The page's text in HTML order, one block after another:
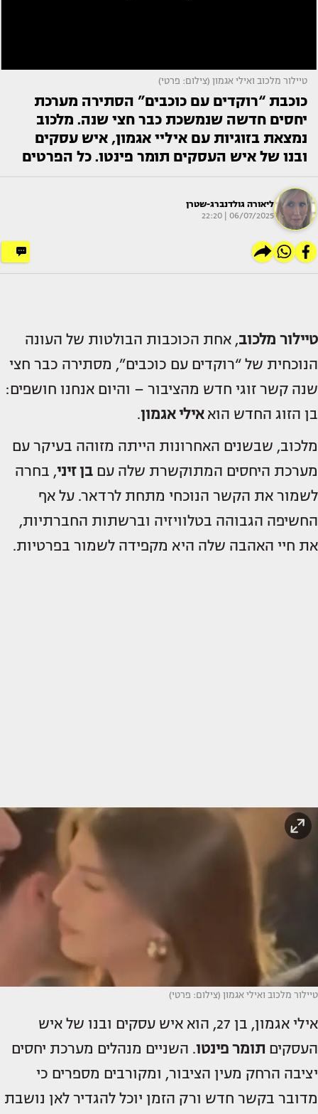
טיילור מלכוב ואילי אגמון (צילום: פרטי)
כוכבת “רוקדים עם כוכבים” הסתירה מערכת
יחסים חדשה שנמשכת כבר חצי שנה. מלכוב
נמצאת בזוגיות עם איליי אגמון, איש עסקים
ובנו של איש העסקים תומר פינטו. כל הפרטים
ליאורה גולדנברג-שטרן
06/07/2025 | 22:20
טיילור מלכוב, אחת הכוכבות הבולטות של העונה
הנוכחית של “רוקדים עם כוכבים”, מסתירה כבר חצי
שנה קשר זוגי חדש מהציבור – והיום אנחנו חושפים:
בן הזוג החדש הואאילי אגמון.
מלכוב, שבשנים האחרונות הייתה מזוהה בעיקר עם
מערכת היחסים המתוקשרת שלה עם בן זיני, בחרה
לשמור את הקשר הנוכחי מתחת לרדאר. על אף
החשיפה הגבוהה בטלוויזיה וברשתות החברתיות,
את חיי האהבה שלה היא מקפידה לשמור בפרטיות.
טיילור מלכוב ואילי אגמון (צילום: פרטי)
אילי אגמון, בן 27, הוא איש עסקים ובנו של איש
העסקים תומר פינטו. השניים מנהלים מערכת יחסים
יציבה הרחק מעין הציבור, ומקורבים מספרים כי
מדובר בקשר חדש ורק הזמן יוכל להגדיר לאן נושבת